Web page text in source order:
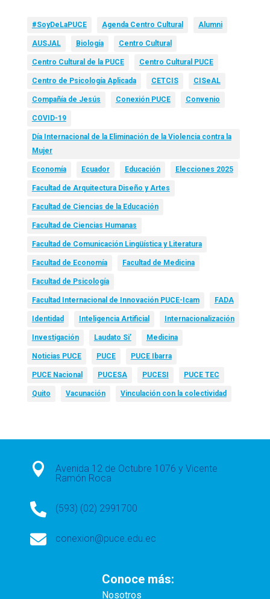
#SoyDeLaPUCE Agenda Centro Cultural Alumni
AUSJAL Biología Centro Cultural
Centro Cultural de la PUCE Centro Cultural PUCE
Centro de Psicología Aplicada CETCIS CISeAL
Compañía de Jesús Conexión PUCE Convenio
COVID-19
Día Internacional de la Eliminación de la Violencia contra la
Mujer
Economía Ecuador Educación Elecciones 2025
Facultad de Arquitectura Diseño y Artes
Facultad de Ciencias de la Educación
Facultad de Ciencias Humanas
Facultad de Comunicación Lingüística y Literatura
Facultad de Economía Facultad de Medicina
Facultad de Psicología
Facultad Internacional de Innovación PUCE-Icam FADA
Identidad Inteligencia Artificial Internacionalización
Investigación Laudato Si’ Medicina
Noticias PUCE PUCE PUCE Ibarra
PUCE Nacional PUCESA PUCESI PUCE TEC
Quito Vacunación Vinculación con la colectividad

Avenida 12 de Octubre 1076 y Vicente
Ramón Roca
 (593) (02) 2991700
 conexion@puce.edu.ec
Conoce más:
Nosotros